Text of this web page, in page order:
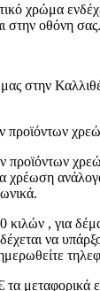
χρώμα
στην οθόνη σας.
στην
προϊόντων
προϊόντων
χρέωση
κιλών , για
να
μεταφορικά